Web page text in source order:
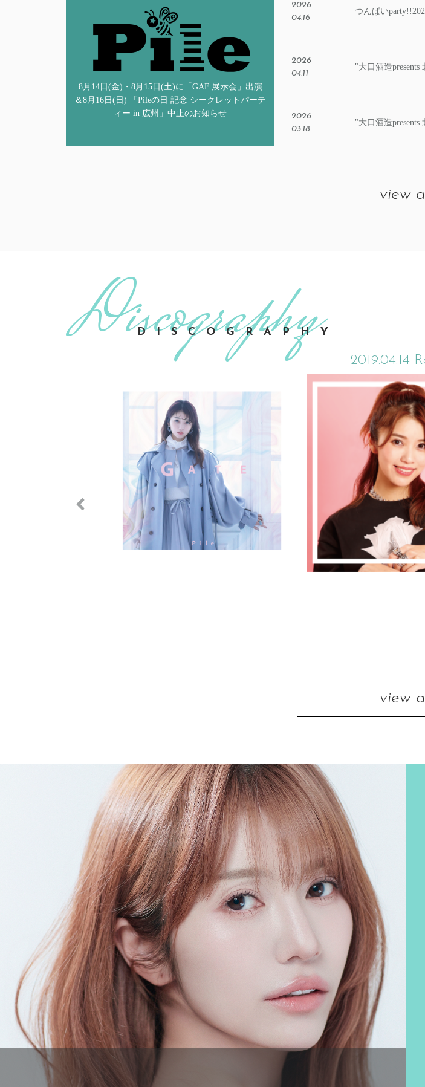
8月14日(金)・8月15日(土)に「GAF 展示会」出演
＆8月16日(日) 「Pileの日 記念 シークレットパーテ
ィー in 広州」中止のお知らせ
2026
04.16
つんぱい
2026
04.11
"大口酒造
2026
03.18
"大口酒造
view
DISCOGRAPHY
2019.04.14
view